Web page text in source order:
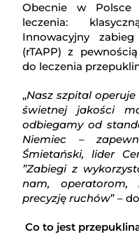
Obecnie w
leczenia:
Innowacyjny
(rTAPP) z
do leczenia
„Nasz szpital
świetnej jakości
odbiegamy od
Niemiec –
Śmietański, lider
”Zabiegi z
nam, operatorom,
precyzję ruchów” –
Co to jest